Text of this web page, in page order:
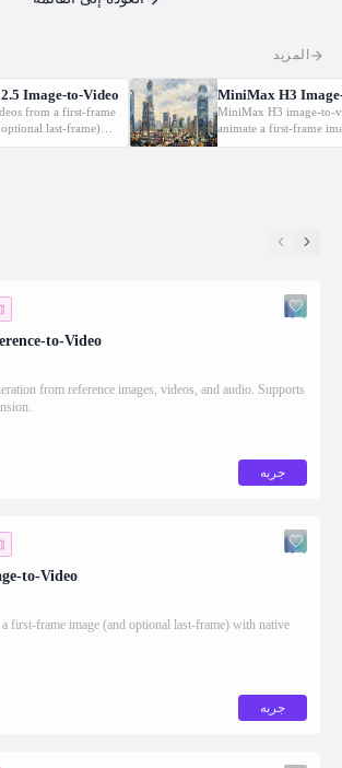
المزيد
2.5 Image-to-Video
from a first-frame
last-frame)
MiniMax H3
MiniMax H3 image-to-
animate a first-frame
(optionally with a last
to-Video
from reference images, videos, and audio. Supports
جربه
to-Video
first-frame image (and optional last-frame) with native
جربه